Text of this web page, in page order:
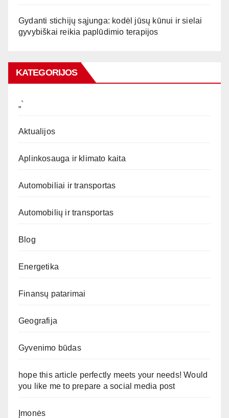
Gydanti stichijų sąjunga: kodėl jūsų kūnui ir sielai
gyvybiškai reikia paplūdimio terapijos
KATEGORIJOS
„`
Aktualijos
Aplinkosauga ir klimato kaita
Automobiliai ir transportas
Automobilių ir transportas
Blog
Energetika
Finansų patarimai
Geografija
Gyvenimo būdas
hope this article perfectly meets your needs! Would
you like me to prepare a social media post
Įmonės